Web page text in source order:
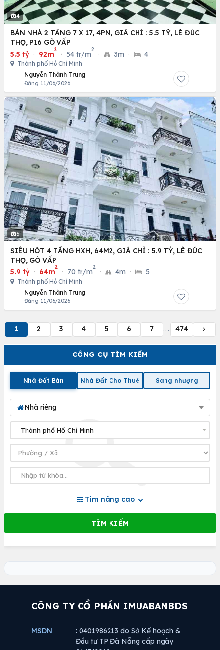
CÔNG CỤ TÌM KIẾM
Nhà Đất Bán Nhà Đất Cho Thuê Sang nhượng
Nhà riêng
Tìm nâng cao
4
BÁN NHÀ 2 TẦNG 7 X 17, 4PN, GIÁ CHỈ : 5.5 TỶ, LÊ ĐÚC
THỌ, P16 GÒ VẤP
5.5 tỷ · 92m
2
· 54 tr/m
2
· 3m · 4
Thành phố Hồ Chí Minh
Nguyễn Thành Trung
Đăng 11/06/2026
5
SIÊU HÓT 4 TẦNG HXH, 64M2, GIÁ CHỈ : 5.9 TỶ, LÊ ĐÚC
THỌ, GÒ VẤP
5.9 tỷ · 64m
2
· 70 tr/m
2
· 4m · 5
Thành phố Hồ Chí Minh
Nguyễn Thành Trung
Đăng 11/06/2026
1 2 3 4 5 6 7 ... 474
CÔNG TY CỔ PHẦN IMUABANBDS
MSDN
: 0401986213 do Sở Kế hoạch &
Đầu tư TP Đà Nẵng cấp ngày